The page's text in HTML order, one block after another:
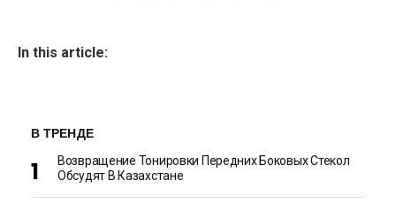
In this article:
В ТРЕНДЕ
Возвращение Тонировки Передних Боковых Стекол
Обсудят В Казахстане